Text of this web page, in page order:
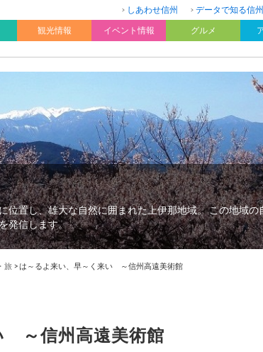
しあわせ信州 データで知る信州
観光情報 イベント情報 グルメ
位置し、雄大な自然に囲まれた上伊那地域。 この地域
発信します。
旅 >は～るよ来い、早～く来い ～信州高遠美術館
～信州高遠美術館